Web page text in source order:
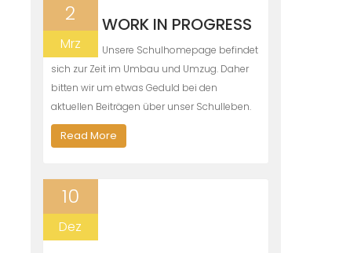
2
Mrz
WORK IN PROGRESS
Unsere Schulhomepage befindet
sich zur Zeit im Umbau und Umzug. Daher
bitten wir um etwas Geduld bei den
aktuellen Beiträgen über unser Schulleben.
Read More
10
Dez